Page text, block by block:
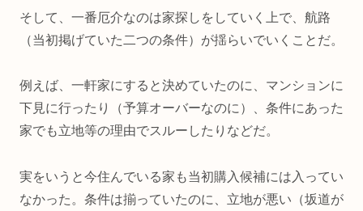
そして、一番厄介なのは家探しをしていく上で、航路
（当初掲げていた二つの条件）が揺らいでいくことだ。
例えば、一軒家にすると決めていたのに、マンションに
下見に行ったり（予算オーバーなのに）、条件にあった
家でも立地等の理由でスルーしたりなどだ。
実をいうと今住んでいる家も当初購入候補には入ってい
なかった。条件は揃っていたのに、立地が悪い（坂道が